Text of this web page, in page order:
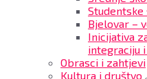
Bjelovar –
Inicijativa
integraciju
Obrasci i zahtjevi
Kultura i društvo